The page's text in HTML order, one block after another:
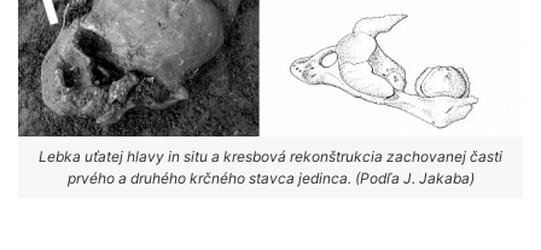
Lebka uťatej hlavy in situ a kresbová rekonštrukcia zachovanej časti
prvého a druhého krčného stavca jedinca. (Podľa J. Jakaba)